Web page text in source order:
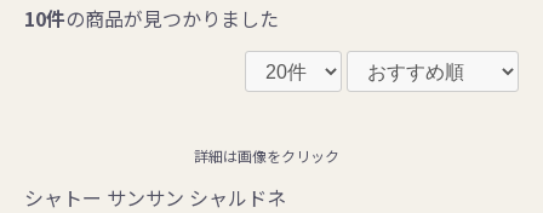
10件の商品が見つかりました
詳細は画像をクリック
シャトー サンサン シャルドネ